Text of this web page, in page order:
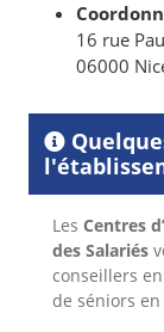
16 rue
06000
Les Centres
des Salariés
conseillers
de séniors